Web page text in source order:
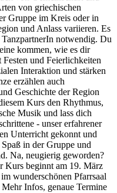
von griechischen
Gruppe im Kreis oder in
und Anlass variieren. Es
notwendig. Du
kommen, wie es dir
und Feierlichkeiten
Interaktion und stärken
erzählen auch
Geschichte der Region
Kurs den Rhythmus,
Musik und lass dich
- unser erfahrener
Unterricht gekonnt und
in der Gruppe und
Na, neugierig geworden?
Kurs beginnt am 19. März
wunderschönen Pfarrsaal
Infos, genaue Termine